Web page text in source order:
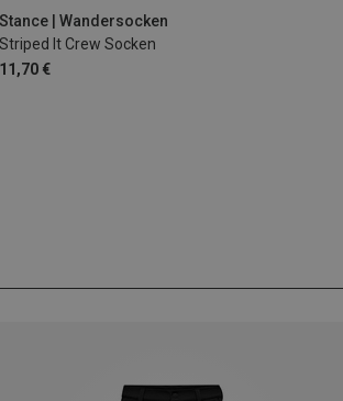
Stance | Wandersocken
Striped It Crew Socken
11,70 €